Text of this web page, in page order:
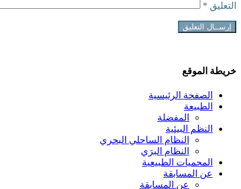
التعليق *
خريطة الموقع
الصفحة الرئيسية
الطبيعة
المفضلة
النظم البيئية
النظام الساحلي البحري
النظام البرَي
المحميات الطبيعية
عن المسابقة
عن المسابقة